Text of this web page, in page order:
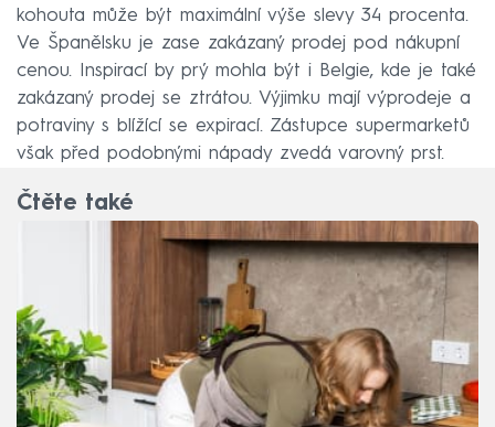
kohouta může být maximální výše slevy 34 procenta.
Ve Španělsku je zase zakázaný prodej pod nákupní
cenou. Inspirací by prý mohla být i Belgie, kde je také
zakázaný prodej se ztrátou. Výjimku mají výprodeje a
potraviny s blížící se expirací. Zástupce supermarketů
však před podobnými nápady zvedá varovný prst.
Čtěte také